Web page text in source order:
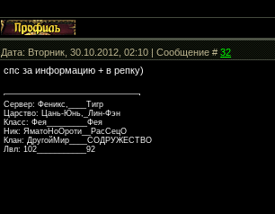
Дата: Вторник, 30.10.2012, 02:10 | Сообщение #32
спс за информацию + в репку)
Сервер: Феникс,____Тигр
Царство: Цань-Юнь,_Лин-Фэн
Класс: Фея_________Фея
Ник: ЯматоНоОроти__РасСецО
Клан: ДругойМир____СОДРУЖЕСТВО
Лвл: 102___________92